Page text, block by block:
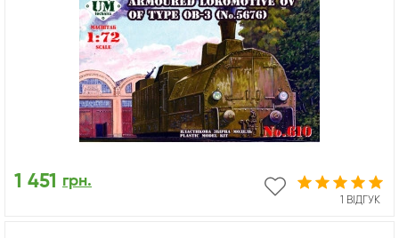
1 ВІДГУК
1 451 грн.